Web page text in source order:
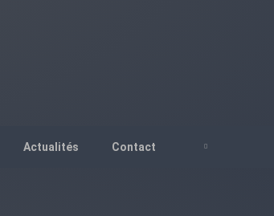
Actualités Contact